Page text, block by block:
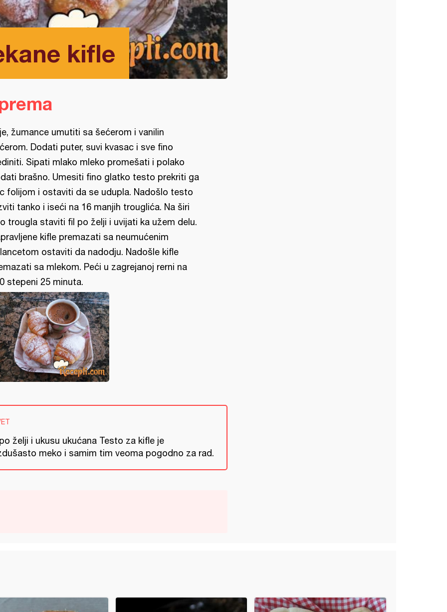
kifle
žumance umutiti sa šećerom i vanilin
Dodati puter, suvi kvasac i sve fino
Sipati mlako mleko promešati i polako
brašno. Umesiti fino glatko testo prekriti ga
folijom i ostaviti da se udupla. Nadošlo testo
tanko i iseći na 16 manjih trouglića. Na širi
trougla staviti fil po želji i uvijati ka užem delu.
kifle premazati sa neumućenim
ostaviti da nadodju. Nadošle kifle
sa mlekom. Peći u zagrejanoj rerni na
stepeni 25 minuta.
želji i ukusu ukućana Testo za kifle je
meko i samim tim veoma pogodno za rad.